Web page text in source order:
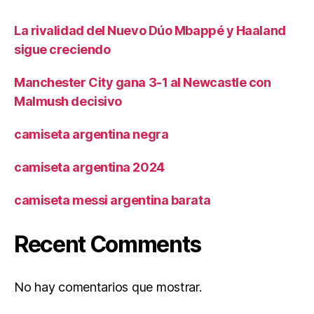
La rivalidad del Nuevo Dúo Mbappé y Haaland
sigue creciendo
Manchester City gana 3-1 al Newcastle con
Malmush decisivo
camiseta argentina negra
camiseta argentina 2024
camiseta messi argentina barata
Recent Comments
No hay comentarios que mostrar.